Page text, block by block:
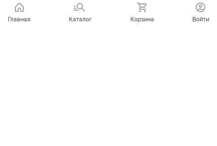
Главная Каталог Корзина Войти